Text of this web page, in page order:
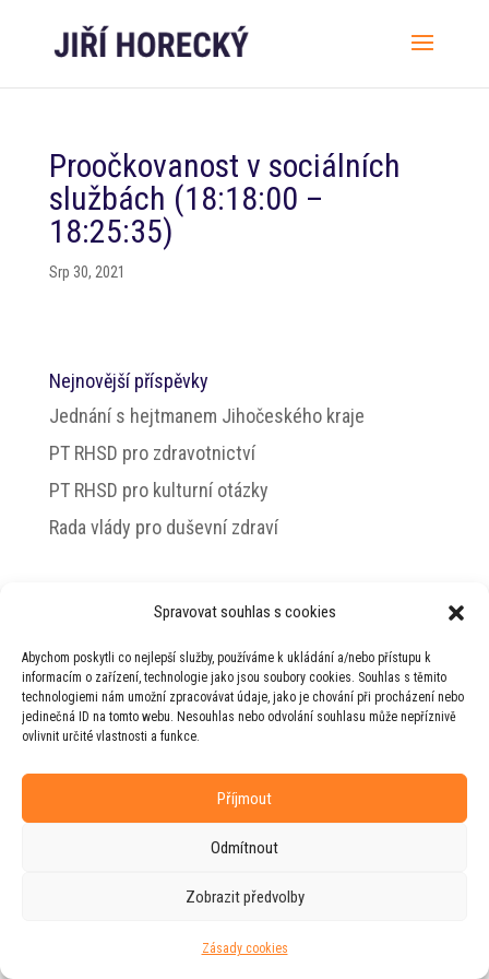
Spravovat souhlas s cookies
Abychom poskytli co nejlepší služby, používáme k ukládání a/nebo přístupu k
informacím o zařízení, technologie jako jsou soubory cookies. Souhlas s těmito
technologiemi nám umožní zpracovávat údaje, jako je chování při procházení nebo
jedinečná ID na tomto webu. Nesouhlas nebo odvolání souhlasu může nepříznivě
ovlivnit určité vlastnosti a funkce.
Příjmout
Odmítnout
Zobrazit předvolby
Zásady cookies
Proočkovanost v sociálních
službách (18:18:00 –
18:25:35)
Srp 30, 2021
Nejnovější příspěvky
Jednání s hejtmanem Jihočeského kraje
PT RHSD pro zdravotnictví
PT RHSD pro kulturní otázky
Rada vlády pro duševní zdraví
Horeckého
Web vytvořila firmaRUDIve spolupráci s
agenturou